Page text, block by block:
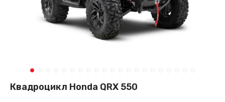
Квадроцикл Honda QRX 550